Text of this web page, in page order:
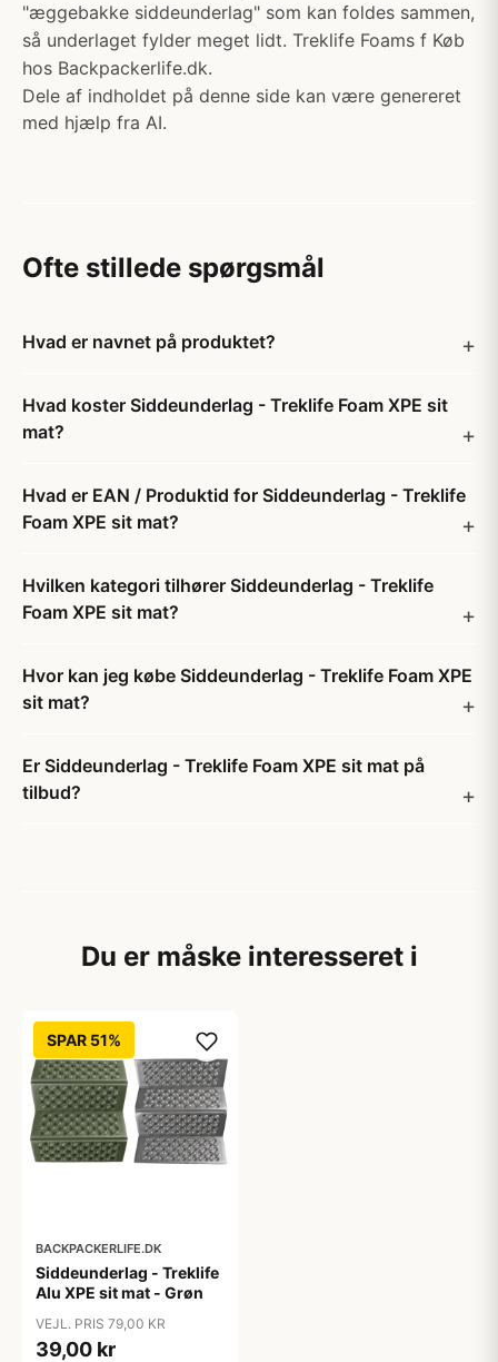
"æggebakke siddeunderlag" som kan foldes sammen,
så underlaget fylder meget lidt. Treklife Foams f Køb
hos Backpackerlife.dk.
Dele af indholdet på denne side kan være genereret
med hjælp fra AI.
Ofte stillede spørgsmål
Hvad er navnet på produktet?
Hvad koster Siddeunderlag - Treklife Foam XPE sit
mat?
Hvad er EAN / Produktid for Siddeunderlag - Treklife
Foam XPE sit mat?
Hvilken kategori tilhører Siddeunderlag - Treklife
Foam XPE sit mat?
Hvor kan jeg købe Siddeunderlag - Treklife Foam XPE
sit mat?
Er Siddeunderlag - Treklife Foam XPE sit mat på
tilbud?
Du er måske interesseret i
SPAR 51%
BACKPACKERLIFE.DK
Siddeunderlag - Treklife
Alu XPE sit mat - Grøn
VEJL. PRIS 79,00 KR
39,00 kr